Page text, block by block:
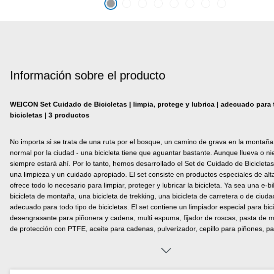
Información sobre el producto
WEICON Set Cuidado de Bicicletas | limpia, protege y lubrica | adecuado
bicicletas | 3 productos
No importa si se trata de una ruta por el bosque, un camino de grava en la
normal por la ciudad - una bicicleta tiene que aguantar bastante. Aunque llueva o
siempre estará ahí. Por lo tanto, hemos desarrollado el Set de Cuidado de
una limpieza y un cuidado apropiado. El set consiste en productos especiales de
ofrece todo lo necesario para limpiar, proteger y lubricar la bicicleta. Ya sea una e-
bicicleta de montaña, una bicicleta de trekking, una bicicleta de carretera o de
adecuado para todo tipo de bicicletas. El set contiene un limpiador especial para
desengrasante para piñonera y cadena, multi espuma, fijador de roscas, pasta de
de protección con PTFE, aceite para cadenas, pulverizador, cepillo para piñones,
Recomendamos utilizar agua tibia para la limpieza.